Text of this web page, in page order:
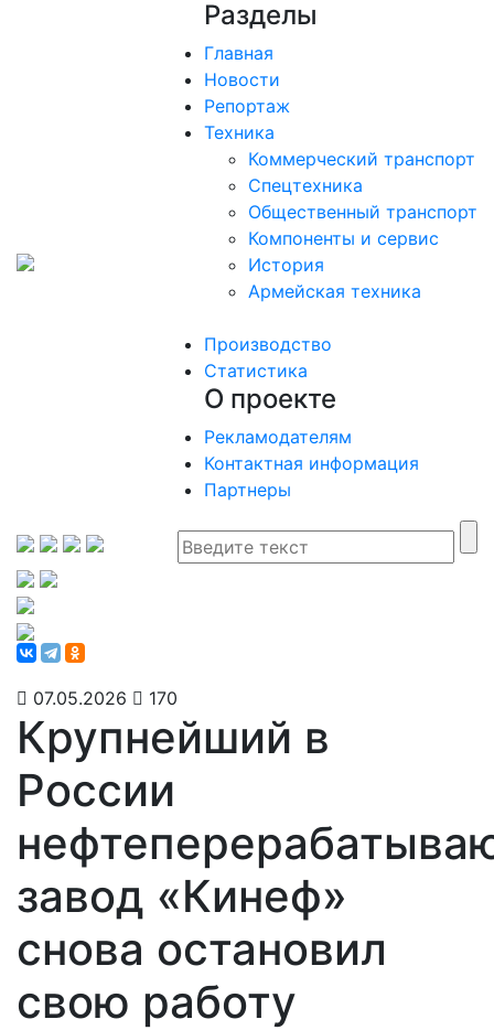
Разделы
Главная
Новости
Репортаж
Техника
Коммерческий транспорт
Спецтехника
Общественный транспорт
Компоненты и сервис
История
Армейская техника
Производство
Статистика
О проекте
Рекламодателям
Контактная информация
Партнеры
07.05.2026 170
Крупнейший в
России
завод «Кинеф»
снова остановил
свою работу